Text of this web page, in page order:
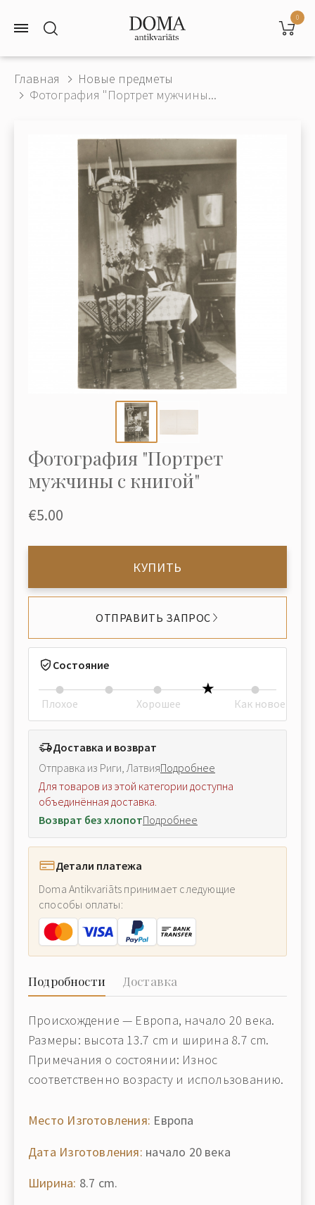
0
Главная
Новые предметы
Фотография "Портрет мужчины...
Фотография "Портрет
мужчины с книгой"
€5.00
КУПИТЬ
ОТПРАВИТЬ ЗАПРОС
Состояние
Плохое Хорошее Как новое
Доставка и возврат
Отправка из Риги, ЛатвияПодробнее
Для товаров из этой категории доступна
объединённая доставка.
Возврат без хлопотПодробнее
Детали платежа
Doma Antikvariāts принимает следующие
способы оплаты:
Подробности Доставка
Происхождение — Европа, начало 20 века.
Размеры: высота 13.7 cm и ширина 8.7 cm.
Примечания о состоянии: Износ
соответственно возрасту и использованию.
Место Изготовления: Европа
Дата Изготовления: начало 20 века
Ширина: 8.7 cm.